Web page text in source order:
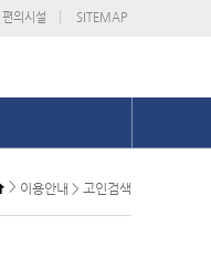
편의시설 SITEMAP
> 이용안내 > 고인검색